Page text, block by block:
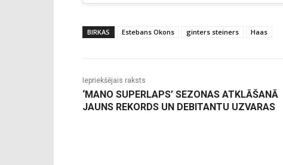
BIRKAS Estebans Okons ginters steiners Haas
Iepriekšējais raksts
‘MANO SUPERLAPS’ SEZONAS ATKLĀŠANĀ
JAUNS REKORDS UN DEBITANTU UZVARAS